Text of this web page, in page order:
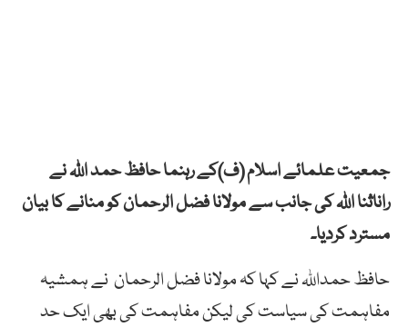
جمعیت علمائے اسلام (ف)کے رہنما حافظ حمد اللہ نے
راناثنا اللہ کی جانب سے مولانا فضل الرحمان کو منانے کا بیان
مسترد کردیا۔
حافظ حمداللہ نے کہا کہ مولانا فضل الرحمان نے ہمشیہ
مفاہمت کی سیاست کی لیکن مفاہمت کی بھی ایک حد